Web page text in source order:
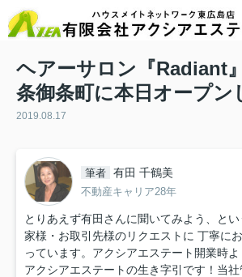
ヘアーサロン『Radiant
条御条町に本日オープン
2019.08.17
筆者 有田 千鶴美
不動産キャリア28年
とりあえず有田さんに聞いてみよう、と
家様・お取引先様のリクエストに 丁寧に
っています。アクシアエステート開業時
アクシアエステートの生き字引です！当